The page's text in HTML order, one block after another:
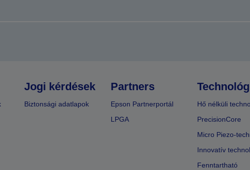
Jogi kérdések
Biztonsági adatlapok
Partners
Epson Partnerportál
LPGA
Hő nélküli
PrecisionCore
Micro Piezo-
Innovatív
Fenntartható